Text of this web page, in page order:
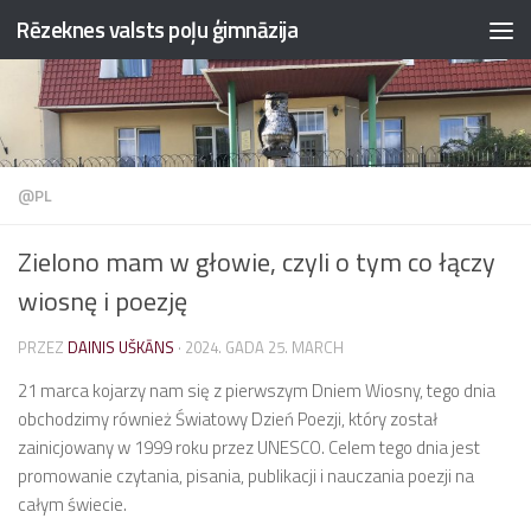
Przejdź do treści
Rēzeknes valsts poļu ģimnāzija
@PL
Zielono mam w głowie, czyli o tym co łączy
wiosnę i poezję
PRZEZ DAINIS UŠKĀNS · 2024. GADA 25. MARCH
21 marca kojarzy nam się z pierwszym Dniem Wiosny, tego dnia
obchodzimy również Światowy Dzień Poezji, który został
zainicjowany w 1999 roku przez UNESCO. Celem tego dnia jest
promowanie czytania, pisania, publikacji i nauczania poezji na
całym świecie.